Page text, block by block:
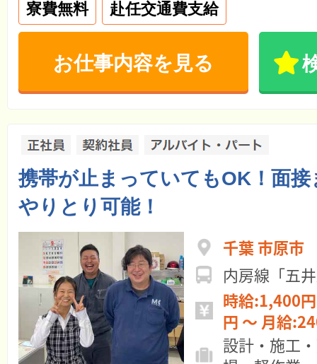
寮費無料 赴任交通費支給
お仕事内容を見る
携帯が止まっていてもOK！面
やりとり可能！
千葉 市原市
内房線「五
時給:1,400円 ～ 日給
円 ～ 月
設計・施工